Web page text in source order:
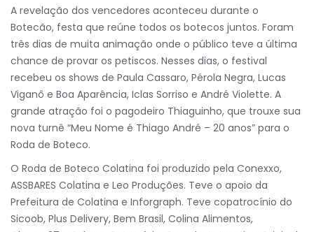
A revelação dos vencedores aconteceu durante o
Botecão, festa que reúne todos os botecos juntos. Foram
três dias de muita animação onde o público teve a última
chance de provar os petiscos. Nesses dias, o festival
recebeu os shows de Paula Cassaro, Pérola Negra, Lucas
Viganô e Boa Aparência, Iclas Sorriso e André Violette. A
grande atração foi o pagodeiro Thiaguinho, que trouxe sua
nova turnê “Meu Nome é Thiago André – 20 anos” para o
Roda de Boteco.
O Roda de Boteco Colatina foi produzido pela Conexxo,
ASSBARES Colatina e Leo Produções. Teve o apoio da
Prefeitura de Colatina e Inforgraph. Teve copatrocínio do
Sicoob, Plus Delivery, Bem Brasil, Colina Alimentos,